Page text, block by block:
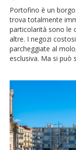
Portofino è un
trova totalmente
particolarità sono le
altre. I negozi
parcheggiate al
esclusiva. Ma si può